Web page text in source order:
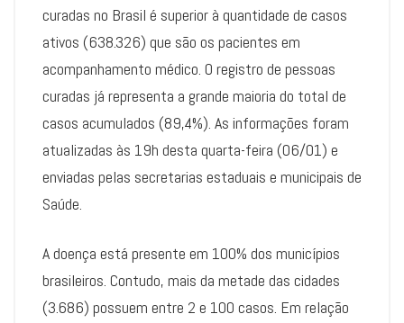
curadas no Brasil é superior à quantidade de casos
ativos (638.326) que são os pacientes em
acompanhamento médico. O registro de pessoas
curadas já representa a grande maioria do total de
casos acumulados (89,4%). As informações foram
atualizadas às 19h desta quarta-feira (06/01) e
enviadas pelas secretarias estaduais e municipais de
Saúde.
A doença está presente em 100% dos municípios
brasileiros. Contudo, mais da metade das cidades
(3.686) possuem entre 2 e 100 casos. Em relação